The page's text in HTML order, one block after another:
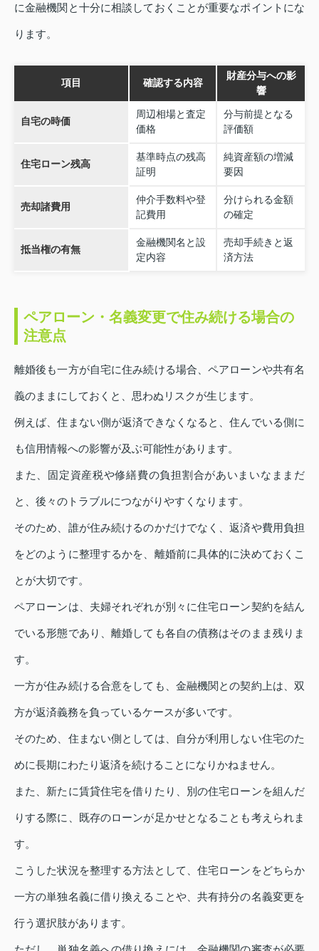
に金融機関と十分に相談しておくことが重要なポイントにな
ります。
項目 確認する内容
財産分与への影
響
自宅の時価
周辺相場と査定
価格
分与前提となる
評価額
住宅ローン残高
基準時点の残高
証明
純資産額の増減
要因
売却諸費用
仲介手数料や登
記費用
分けられる金額
の確定
抵当権の有無
金融機関名と設
定内容
売却手続きと返
済方法
ペアローン・名義変更で住み続ける場合の
注意点
離婚後も一方が自宅に住み続ける場合、ペアローンや共有名
義のままにしておくと、思わぬリスクが生じます。
例えば、住まない側が返済できなくなると、住んでいる側に
も信用情報への影響が及ぶ可能性があります。
また、固定資産税や修繕費の負担割合があいまいなままだ
と、後々のトラブルにつながりやすくなります。
そのため、誰が住み続けるのかだけでなく、返済や費用負担
をどのように整理するかを、離婚前に具体的に決めておくこ
とが大切です。
ペアローンは、夫婦それぞれが別々に住宅ローン契約を結ん
でいる形態であり、離婚しても各自の債務はそのまま残りま
す。
一方が住み続ける合意をしても、金融機関との契約上は、双
方が返済義務を負っているケースが多いです。
そのため、住まない側としては、自分が利用しない住宅のた
めに長期にわたり返済を続けることになりかねません。
また、新たに賃貸住宅を借りたり、別の住宅ローンを組んだ
りする際に、既存のローンが足かせとなることも考えられま
す。
こうした状況を整理する方法として、住宅ローンをどちらか
一方の単独名義に借り換えることや、共有持分の名義変更を
行う選択肢があります。